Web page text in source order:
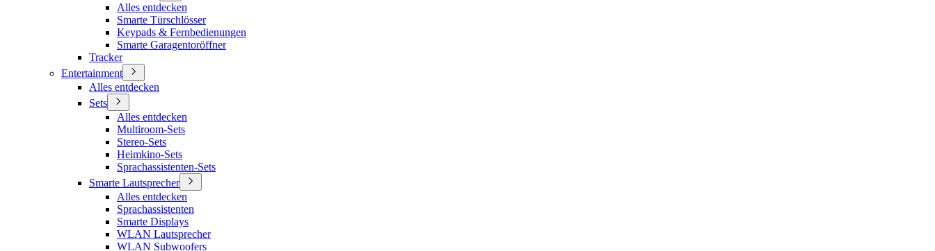
Alles entdecken
Smarte Türschlösser
Keypads & Fernbedienungen
Smarte Garagentoröffner
Tracker
Entertainment
Alles entdecken
Sets
Alles entdecken
Multiroom-Sets
Stereo-Sets
Heimkino-Sets
Sprachassistenten-Sets
Smarte Lautsprecher
Alles entdecken
Sprachassistenten
Smarte Displays
WLAN Lautsprecher
WLAN Subwoofers